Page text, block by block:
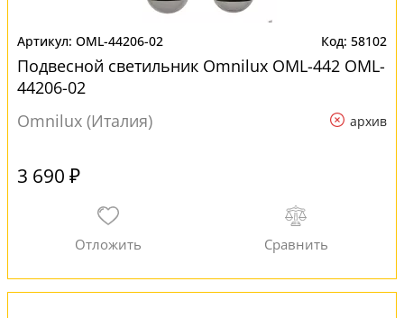
OML-44206-02 58102
Подвесной светильник Omnilux OML-442 OML-
44206-02
Omnilux (Италия)
архив
3 690 ₽